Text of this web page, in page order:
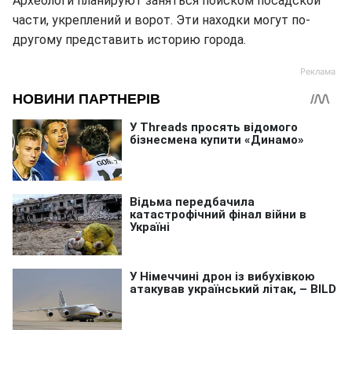
части, укреплений и ворот. Эти находки могут по-
другому представить историю города.